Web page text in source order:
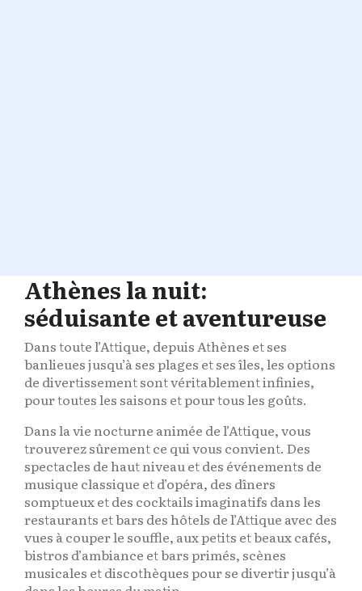
Athènes la nuit:
séduisante et aventureuse
Dans toute l’Attique, depuis Athènes et ses
banlieues jusqu’à ses plages et ses îles, les options
de divertissement sont véritablement infinies,
pour toutes les saisons et pour tous les goûts.
Dans la vie nocturne animée de l’Attique, vous
trouverez sûrement ce qui vous convient. Des
spectacles de haut niveau et des événements de
musique classique et d’opéra, des dîners
somptueux et des cocktails imaginatifs dans les
restaurants et bars des hôtels de l’Attique avec des
vues à couper le souffle, aux petits et beaux cafés,
bistros d’ambiance et bars primés, scènes
musicales et discothèques pour se divertir jusqu’à